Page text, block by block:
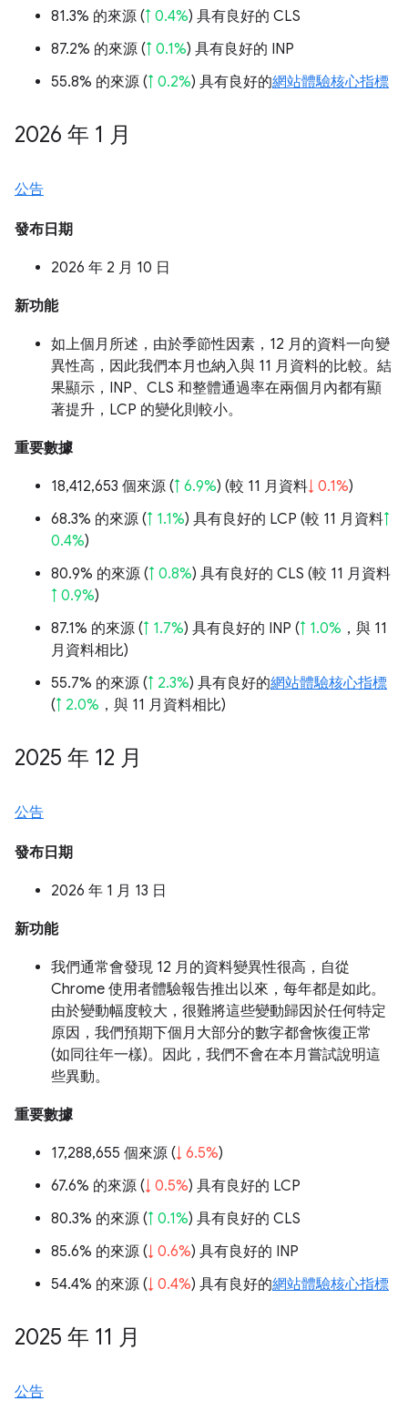
81.3% 的來源 (↑ 0.4%) 具有良好的 CLS
87.2% 的來源 (↑ 0.1%) 具有良好的 INP
55.8% 的來源 (↑ 0.2%) 具有良好的網站體驗核心指標
2026 年 1 月
公告
發布日期
2026 年 2 月 10 日
新功能
如上個月所述，由於季節性因素，12 月的資料一向變
異性高，因此我們本月也納入與 11 月資料的比較。結
果顯示，INP、CLS 和整體通過率在兩個月內都有顯
著提升，LCP 的變化則較小。
重要數據
18,412,653 個來源 (↑ 6.9%) (較 11 月資料↓ 0.1%)
68.3% 的來源 (↑ 1.1%) 具有良好的 LCP (較 11 月資料↑
0.4%)
80.9% 的來源 (↑ 0.8%) 具有良好的 CLS (較 11 月資料
↑ 0.9%)
87.1% 的來源 (↑ 1.7%) 具有良好的 INP (↑ 1.0% ，與 11
月資料相比)
55.7% 的來源 (↑ 2.3%) 具有良好的網站體驗核心指標
(↑ 2.0% ，與 11 月資料相比)
2025 年 12 月
公告
發布日期
2026 年 1 月 13 日
新功能
我們通常會發現 12 月的資料變異性很高，自從
Chrome 使用者體驗報告推出以來，每年都是如此。
由於變動幅度較大，很難將這些變動歸因於任何特定
原因，我們預期下個月大部分的數字都會恢復正常
(如同往年一樣)。因此，我們不會在本月嘗試說明這
些異動。
重要數據
17,288,655 個來源 (↓ 6.5%)
67.6% 的來源 (↓ 0.5%) 具有良好的 LCP
80.3% 的來源 (↑ 0.1%) 具有良好的 CLS
85.6% 的來源 (↓ 0.6%) 具有良好的 INP
54.4% 的來源 (↓ 0.4%) 具有良好的網站體驗核心指標
2025 年 11 月
公告